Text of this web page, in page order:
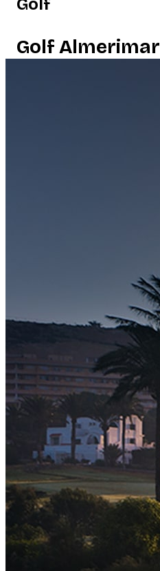
Golf
Golf Almerimar